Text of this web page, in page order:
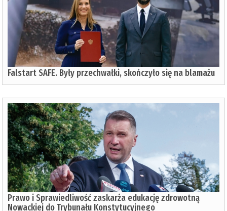
Falstart SAFE. Były przechwałki, skończyło się na blamażu
Prawo i Sprawiedliwość zaskarża edukację zdrowotną
Nowackiej do Trybunału Konstytucyjnego